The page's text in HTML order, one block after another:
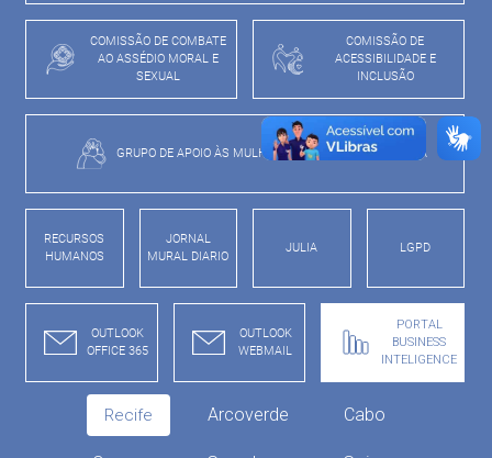
COMISSÃO DE COMBATE
AO ASSÉDIO MORAL E
SEXUAL
COMISSÃO DE
ACESSIBILIDADE E
INCLUSÃO
GRUPO DE APOIO ÀS MULHERES VÍTIMAS DE VIOLÊNCIA
RECURSOS
HUMANOS
JORNAL
MURAL DIARIO
JULIA LGPD
OUTLOOK
OFFICE 365
OUTLOOK
WEBMAIL
PORTAL
BUSINESS
INTELIGENCE
Recife Arcoverde Cabo